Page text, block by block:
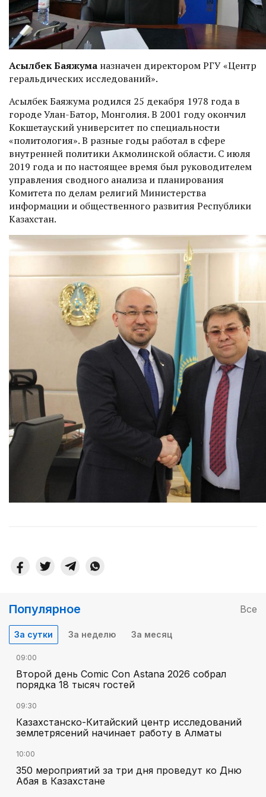
Асылбек Баяжума назначен директором РГУ «Центр
геральдических исследований».
Асылбек Баяжума родился 25 декабря 1978 года в
городе Улан-Батор, Монголия. В 2001 году окончил
Кокшетауский университет по специальности
«политология». В разные годы работал в сфере
внутренней политики Акмолинской области. С июля
2019 года и по настоящее время был руководителем
управления сводного анализа и планирования
Комитета по делам религий Министерства
информации и общественного развития Республики
Казахстан.
Популярное Все
За сутки За неделю За месяц
09:00
Второй день Comic Con Astana 2026 собрал
порядка 18 тысяч гостей
09:30
Казахстанско-Китайский центр исследований
землетрясений начинает работу в Алматы
10:00
350 мероприятий за три дня проведут ко Дню
Абая в Казахстане